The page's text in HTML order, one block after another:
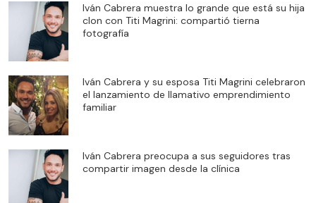
Iván Cabrera muestra lo grande que está su hija
clon con Titi Magrini: compartió tierna
fotografía
Iván Cabrera y su esposa Titi Magrini celebraron
el lanzamiento de llamativo emprendimiento
familiar
Iván Cabrera preocupa a sus seguidores tras
compartir imagen desde la clínica